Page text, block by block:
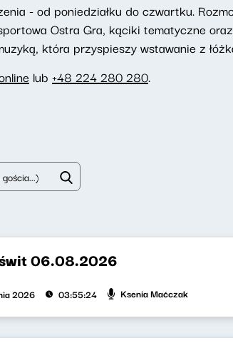
- od poniedziałku do czwartku.
Ostra Gra, kąciki tematyczne
która przyspieszy wstawanie z
lub +48 224 280 280.
06.08.2026
2026 03:55:24 Ksenia Maćczak